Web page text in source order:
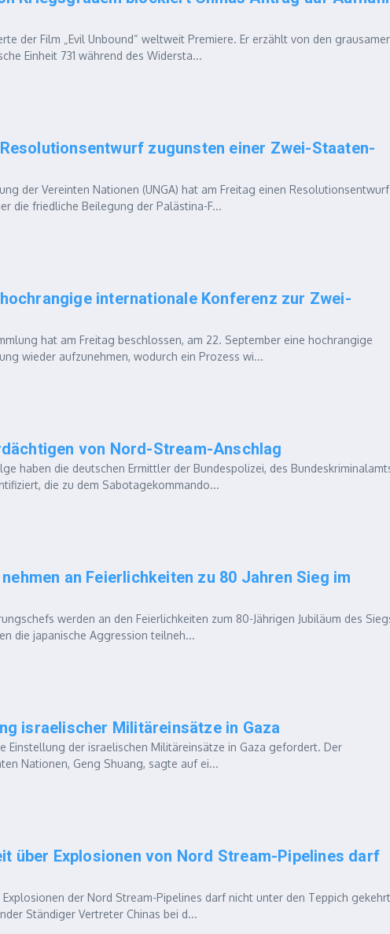
der Film „Evil Unbound“ weltweit Premiere. Er erzählt von den
Einheit 731 während des Widersta...
zugunsten einer Zwei-Staaten-
der Vereinten Nationen (UNGA) hat am Freitag einen Resolutionsentwurf
die friedliche Beilegung der Palästina-F...
internationale Konferenz zur Zwei-
hat am Freitag beschlossen, am 22. September eine hochrangige
wieder aufzunehmen, wodurch ein Prozess wi...
von Nord-Stream-Anschlag
haben die deutschen Ermittler der Bundespolizei, des
die zu dem Sabotagekommando...
an Feierlichkeiten zu 80 Jahren Sieg im
werden an den Feierlichkeiten zum 80-Jährigen Jubiläum des
die japanische Aggression teilneh...
israelischer Militäreinsätze in Gaza
Einstellung der israelischen Militäreinsätze in Gaza gefordert. Der
Nationen, Geng Shuang, sagte auf ei...
über Explosionen von Nord Stream-Pipelines darf
der Nord Stream-Pipelines darf nicht unter den Teppich gekehrt
Ständiger Vertreter Chinas bei d...